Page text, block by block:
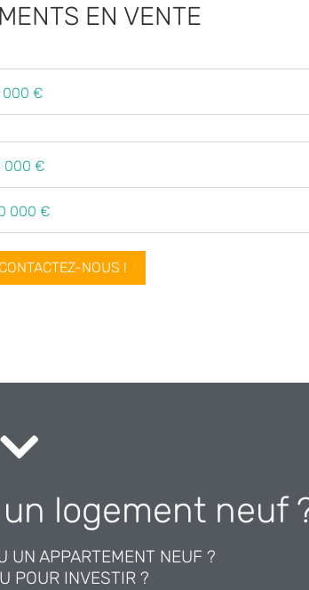
EN VENTE
000 €
000 €
000 €
NOUS !
logement neuf
UN APPARTEMENT NEUF ?
POUR INVESTIR ?
Promotion
NEUFS DANS LES HAUTS-DE-FRANCE.